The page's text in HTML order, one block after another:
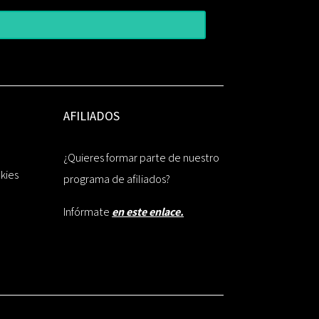
AFILIADOS
¿Quieres formar parte de nuestro
programa de afiliados?
Infórmate en este enlace.